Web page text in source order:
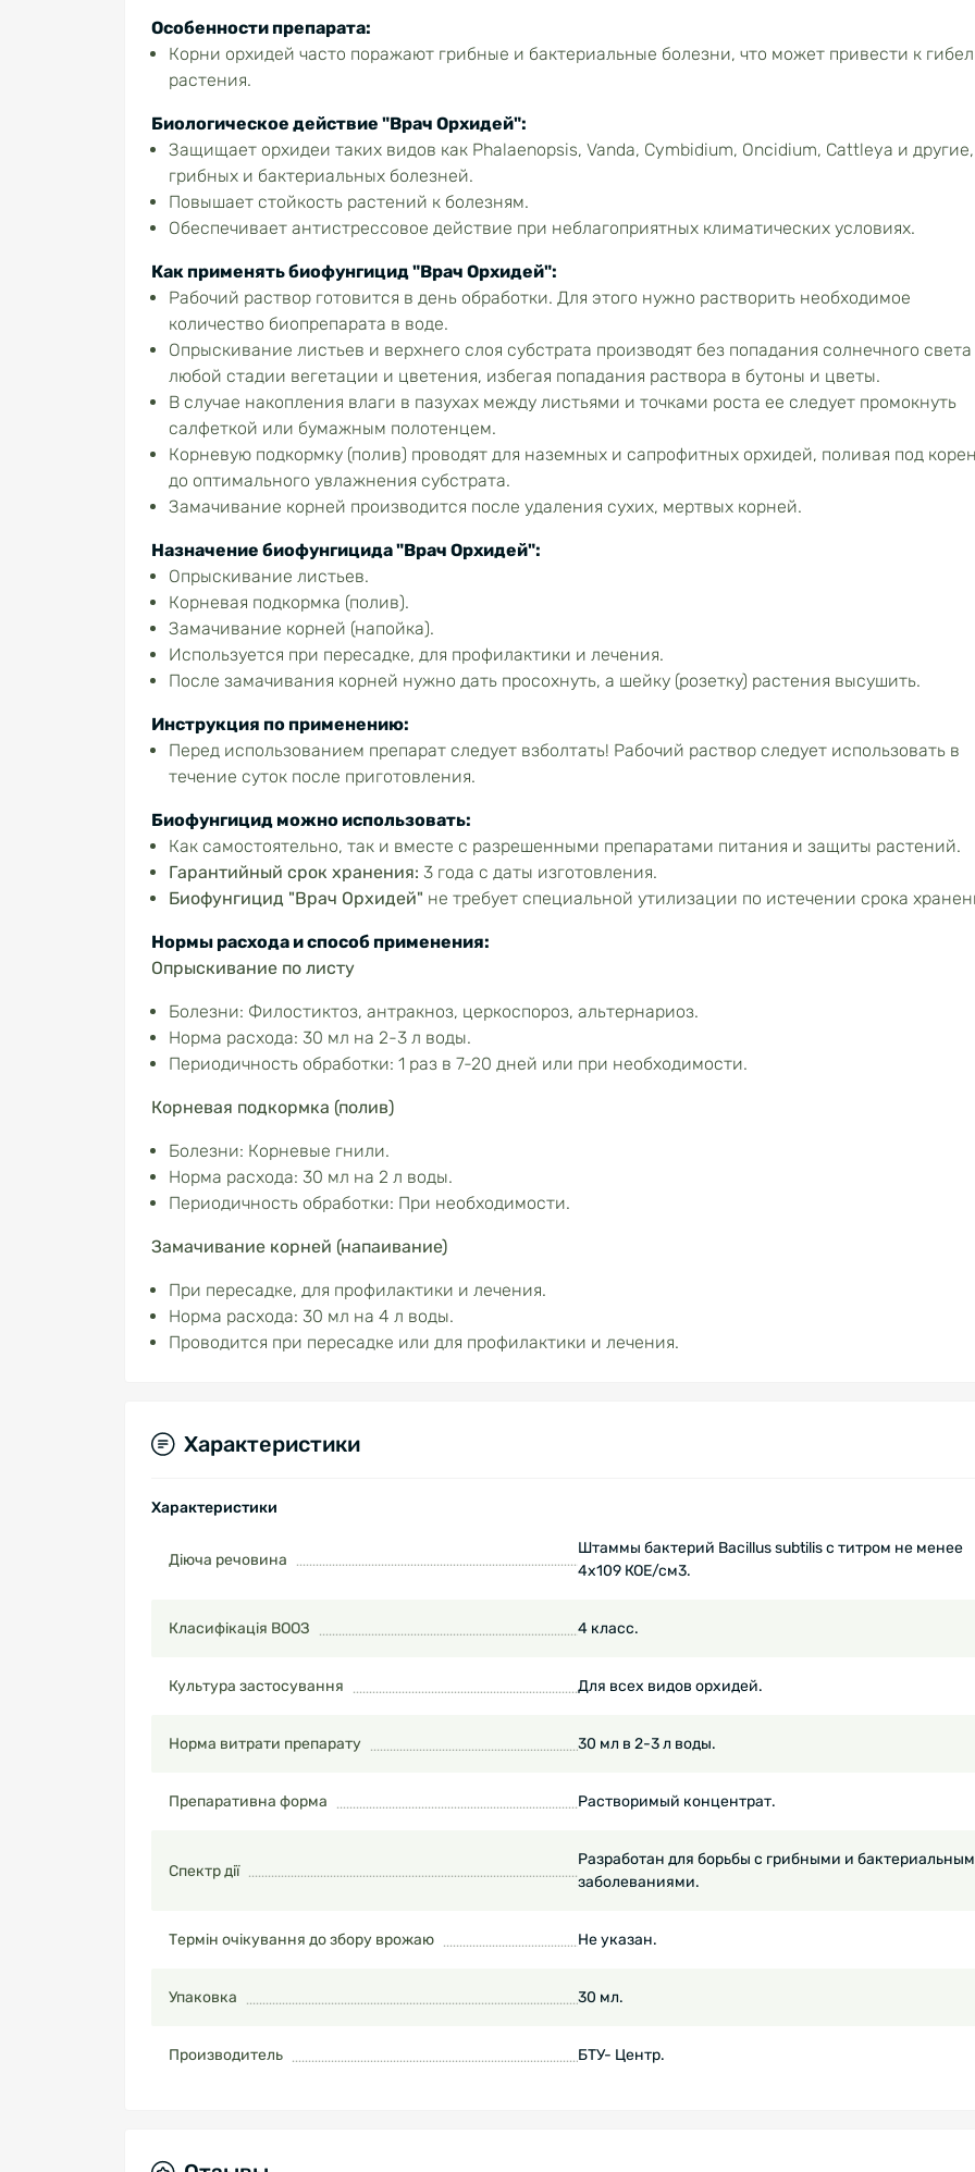
Особенности препарата:
Корни орхидей часто поражают грибные и бактериальные болезни, что может привести к
растения.
Биологическое действие "Врач Орхидей":
Защищает орхидеи таких видов как Phalaenopsis, Vanda, Cymbidium, Oncidium, Cattleya и
грибных и бактериальных болезней.
Повышает стойкость растений к болезням.
Обеспечивает антистрессовое действие при неблагоприятных климатических условиях.
Как применять биофунгицид "Врач Орхидей":
Рабочий раствор готовится в день обработки. Для этого нужно растворить необходимое
количество биопрепарата в воде.
Опрыскивание листьев и верхнего слоя субстрата производят без попадания солнечного
любой стадии вегетации и цветения, избегая попадания раствора в бутоны и цветы.
В случае накопления влаги в пазухах между листьями и точками роста ее следует промокнуть
салфеткой или бумажным полотенцем.
Корневую подкормку (полив) проводят для наземных и сапрофитных орхидей, поливая под
до оптимального увлажнения субстрата.
Замачивание корней производится после удаления сухих, мертвых корней.
Назначение биофунгицида "Врач Орхидей":
Опрыскивание листьев.
Корневая подкормка (полив).
Замачивание корней (напойка).
Используется при пересадке, для профилактики и лечения.
После замачивания корней нужно дать просохнуть, а шейку (розетку) растения высушить.
Инструкция по применению:
Перед использованием препарат следует взболтать! Рабочий раствор следует использовать в
течение суток после приготовления.
Биофунгицид можно использовать:
Как самостоятельно, так и вместе с разрешенными препаратами питания и защиты растений.
Гарантийный срок хранения: 3 года с даты изготовления.
Биофунгицид "Врач Орхидей" не требует специальной утилизации по истечении срока
Нормы расхода и способ применения:
Опрыскивание по листу
Болезни: Филостиктоз, антракноз, церкоспороз, альтернариоз.
Норма расхода: 30 мл на 2-3 л воды.
Периодичность обработки: 1 раз в 7-20 дней или при необходимости.
Корневая подкормка (полив)
Болезни: Корневые гнили.
Норма расхода: 30 мл на 2 л воды.
Периодичность обработки: При необходимости.
Замачивание корней (напаивание)
При пересадке, для профилактики и лечения.
Норма расхода: 30 мл на 4 л воды.
Проводится при пересадке или для профилактики и лечения.
Характеристики
Характеристики
Діюча речовина
Штаммы бактерий Bacillus subtilis с титром не менее
4х109 КОЕ/см3.
Класифікація ВООЗ 4 класс.
Культура застосування Для всех видов орхидей.
Норма витрати препарату 30 мл в 2-3 л воды.
Препаративна форма Растворимый концентрат.
Спектр дії
Разработан для борьбы с грибными и
заболеваниями.
Термін очікування до збору врожаю Не указан.
Упаковка 30 мл.
Производитель БТУ- Центр.